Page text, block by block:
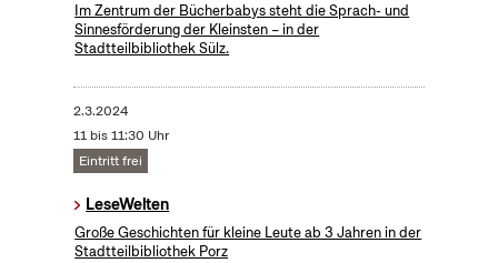
Im Zentrum der Bücherbabys steht die Sprach- und
Sinnesförderung der Kleinsten – in der
Stadtteilbibliothek Sülz.
2.3.2024
11 bis 11:30 Uhr
Eintritt frei
LeseWelten
Große Geschichten für kleine Leute ab 3 Jahren in der
Stadtteilbibliothek Porz